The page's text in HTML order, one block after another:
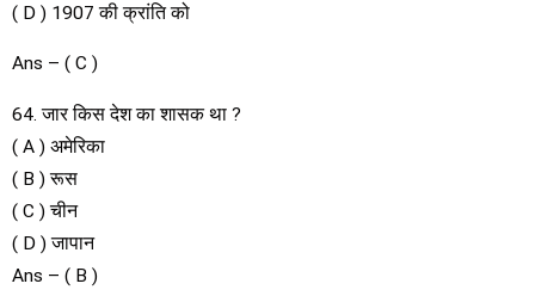
( D ) 1907 की क्रांति को
Ans – ( C )
64. जार किस देश का शासक था ?
( A ) अमेरिका
( B ) रूस
( C ) चीन
( D ) जापान
Ans – ( B )